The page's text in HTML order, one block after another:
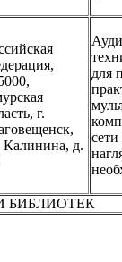
г.
Калинина, д.
для
БИБЛИОТЕК